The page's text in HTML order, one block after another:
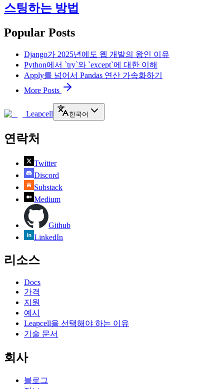
스팅하는 방법
Popular Posts
Django가 2025년에도 웹 개발의 왕인 이유
Python에서 `try`와 `except`에 대한 이해
Apply를 넘어서 Pandas 연산 가속화하기
More Posts
Leapcell 한국어
연락처
Twitter
Discord
Substack
Medium
Github
LinkedIn
리소스
Docs
가격
지원
예시
Leapcell을 선택해야 하는 이유
기술 문서
회사
블로그